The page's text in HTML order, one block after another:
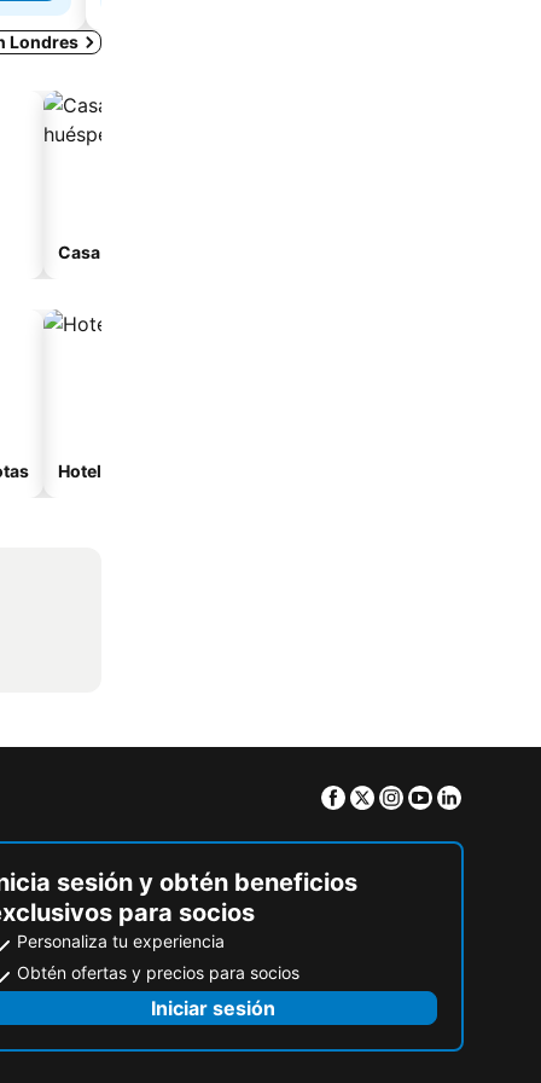
Londres
Casa de huéspedes
Hoteles con spa
Facebook
TwitterInstagram
Youtube
sesión y obtén beneficios
para socios
Personaliza tu experiencia
Obtén ofertas y precios para socios
Iniciar sesión